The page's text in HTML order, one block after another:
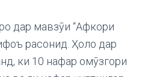
дар мавзӯи “Афкори
расонид. Ҳоло дар
ки 10 нафар омӯзгори